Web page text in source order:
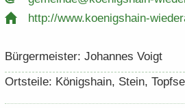
http:/​/​www.​koenigshain-​​
Bür­ger­meis­ter: Jo­han­nes Voigt
Orts­tei­le: Kö­nigs­hain, Stein,